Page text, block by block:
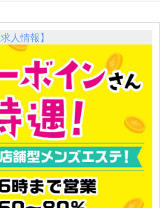
人情報】